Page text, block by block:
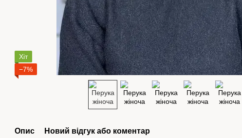
Хіт
−7%
Опис
Новий відгук або коментар